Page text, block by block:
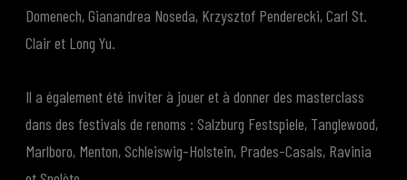
Domenech, Gianandrea Noseda, Krzysztof Penderecki, Carl St.
Clair et Long Yu.
Il a également été inviter à jouer et à donner des masterclass
dans des festivals de renoms : Salzburg Festspiele, Tanglewood,
Marlboro, Menton, Schleiswig-Holstein, Prades-Casals, Ravinia